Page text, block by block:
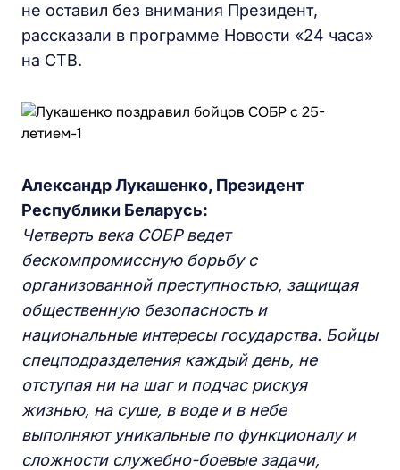
не оставил без внимания Президент,
рассказали в программе Новости «24 часа»
на СТВ.
Александр Лукашенко, Президент
Республики Беларусь:
Четверть века СОБР ведет
бескомпромиссную борьбу с
организованной преступностью, защищая
общественную безопасность и
национальные интересы государства. Бойцы
спецподразделения каждый день, не
отступая ни на шаг и подчас рискуя
жизнью, на суше, в воде и в небе
выполняют уникальные по функционалу и
сложности служебно-боевые задачи,